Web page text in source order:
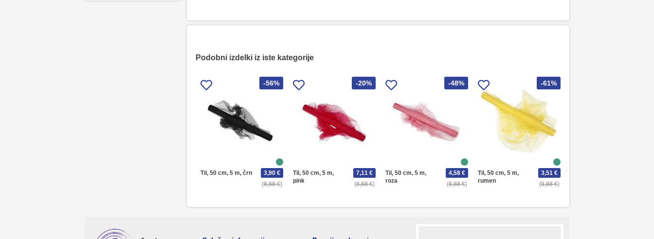
Podobni izdelki iz iste kategorije
-56%
Til, 50 cm, 5 m, črn
8,88 €
3,90 €
-20%
Til, 50 cm, 5 m,
pink
8,88 €
7,11 €
-48%
Til, 50 cm, 5 m,
roza
8,88 €
4,58 €
-61%
Til, 50 cm, 5 m,
rumen
8,88 €
3,51 €